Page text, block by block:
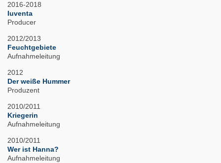
2016-2018
Iuventa
Producer
2012/2013
Feuchtgebiete
Aufnahmeleitung
2012
Der weiße Hummer
Produzent
2010/2011
Kriegerin
Aufnahmeleitung
2010/2011
Wer ist Hanna?
Aufnahmeleitung